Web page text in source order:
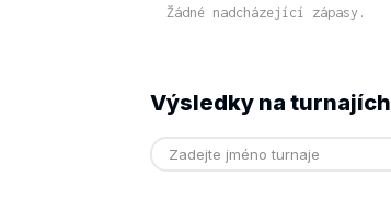
Žádné nadcházející zápasy.
Výsledky na turnajích